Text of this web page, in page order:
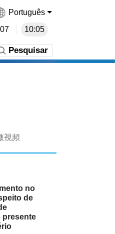
Português
10:05
Pesquisar
視頻
no
de
presente